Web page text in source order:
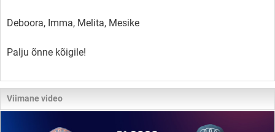
Deboora, Imma, Melita, Mesike
Palju õnne kõigile!
Viimane video